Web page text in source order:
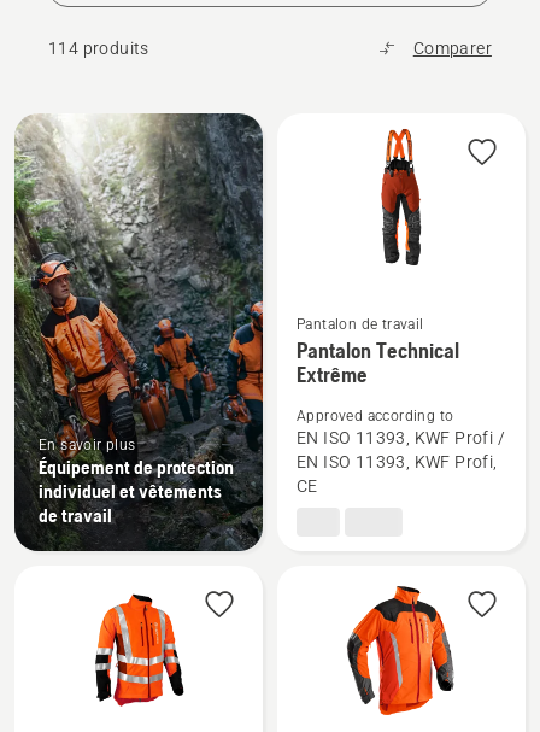
114 produits Comparer
Tous
les
produits
En savoir plus
Équipement de protection
individuel et vêtements
de travail
Voir
plus
détails
sur
Pantalon
Pantalon de travail
Pantalon Technical
Extrême
Approved according to
EN ISO 11393, KWF Profi /
EN ISO 11393, KWF Profi,
CE